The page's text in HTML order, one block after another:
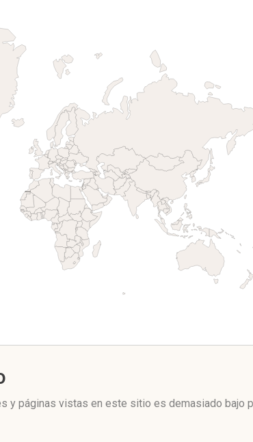
y páginas vistas en este sitio es demasiado bajo